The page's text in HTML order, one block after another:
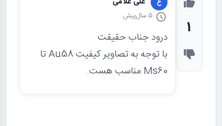
1
5 سال پیش
درود جناب حقیقت
با توجه به تصاویر کیفیت Au58 تا
Ms60 مناسب هست.